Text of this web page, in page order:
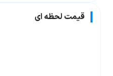
قیمت لحظه ای